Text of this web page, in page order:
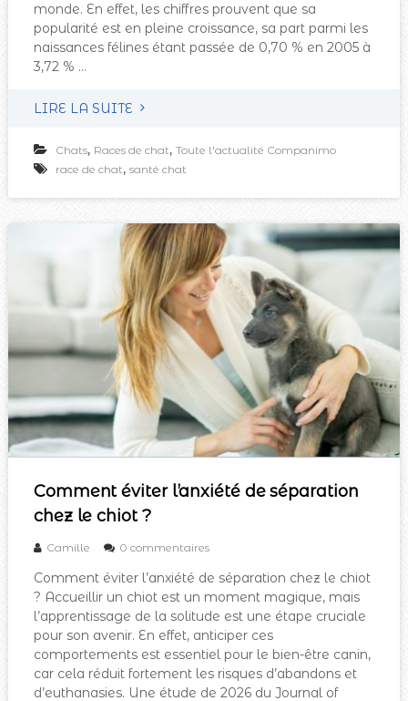
monde. En effet, les chiffres prouvent que sa
popularité est en pleine croissance, sa part parmi les
naissances félines étant passée de 0,70 % en 2005 à
3,72 % …
LIRE LA SUITE
Chats, Races de chat, Toute l'actualité Companimo
race de chat, santé chat
Comment éviter l’anxiété de séparation
chez le chiot ?
Camille 0 commentaires
Comment éviter l’anxiété de séparation chez le chiot
? Accueillir un chiot est un moment magique, mais
l’apprentissage de la solitude est une étape cruciale
pour son avenir. En effet, anticiper ces
comportements est essentiel pour le bien-être canin,
car cela réduit fortement les risques d’abandons et
d’euthanasies. Une étude de 2026 du Journal of